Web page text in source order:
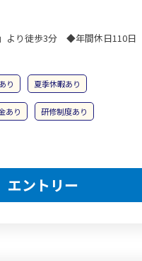
り徒歩3分 ◆年間休日110日
り 夏季休暇あり
あり 研修制度あり
エントリー